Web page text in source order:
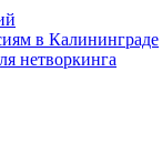
в Калининграде
нетворкинга